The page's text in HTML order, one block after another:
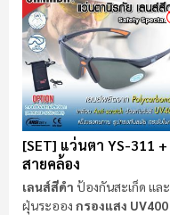
[SET] แว่นตา YS-311 +
สายคล้อง
เลนส์สีดำ ป้องกันสะเก็ด และ
ฝุ่นระออง กรองแสง UV400